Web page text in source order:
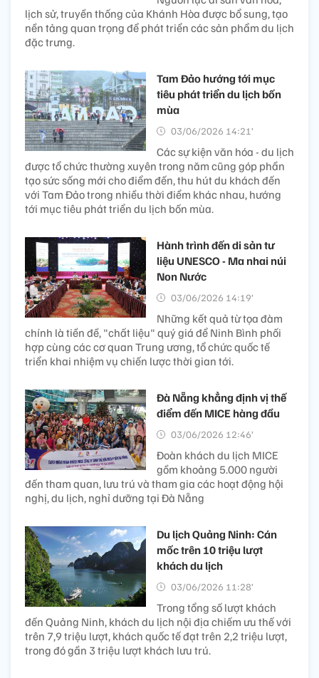
lịch sử, truyền thống của Khánh Hòa được bổ sung, tạo
nền tảng quan trọng để phát triển các sản phẩm du lịch
đặc trưng.
Tam Đảo hướng tới mục
tiêu phát triển du lịch bốn
mùa
03/06/2026 14:21’
Các sự kiện văn hóa - du lịch
được tổ chức thường xuyên trong năm cũng góp phần
tạo sức sống mới cho điểm đến, thu hút du khách đến
với Tam Đảo trong nhiều thời điểm khác nhau, hướng
tới mục tiêu phát triển du lịch bốn mùa.
Hành trình đến di sản tư
liệu UNESCO - Ma nhai núi
Non Nước
03/06/2026 14:19’
Những kết quả từ tọa đàm
chính là tiền đề, "chất liệu" quý giá để Ninh Bình phối
hợp cùng các cơ quan Trung ương, tổ chức quốc tế
triển khai nhiệm vụ chiến lược thời gian tới.
Đà Nẵng khẳng định vị thế
điểm đến MICE hàng đầu
03/06/2026 12:46’
Đoàn khách du lịch MICE
gồm khoảng 5.000 người
đến tham quan, lưu trú và tham gia các hoạt động hội
nghị, du lịch, nghỉ dưỡng tại Đà Nẵng
Du lịch Quảng Ninh: Cán
mốc trên 10 triệu lượt
khách du lịch
03/06/2026 11:28’
Trong tổng số lượt khách
đến Quảng Ninh, khách du lịch nội địa chiếm ưu thế với
trên 7,9 triệu lượt, khách quốc tế đạt trên 2,2 triệu lượt,
trong đó gần 3 triệu lượt khách lưu trú.